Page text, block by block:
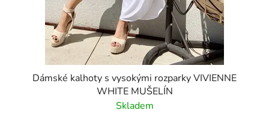
Dámské kalhoty s vysokými rozparky VIVIENNE
WHITE MUŠELÍN
Skladem